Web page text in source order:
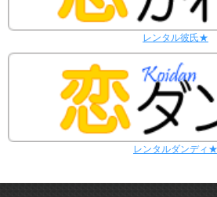
レンタル彼女と30回の通常デートがありまし
レンタル彼女と1回のオンラインデートがあ
レンタル彼女と35回の通常デートがありまし
レンタル彼女と0回のオンラインデートがあ
1/12～1/18
レンタル彼女と31回の通常デートがありまし
レンタル彼女と0回のオンラインデートがあ
1/5～1/11
レンタル彼女と25回の通常デートがありまし
12/29～1/4
レンタル彼氏★
レンタルダンディ★